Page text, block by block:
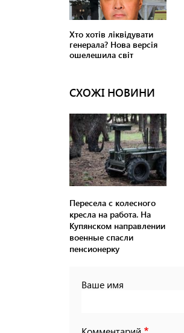
СХОЖІ НОВИНИ
Пересела с колесного
кресла на работа. На
Купянском направлении
военные спасли
пенсионерку
Ваше имя